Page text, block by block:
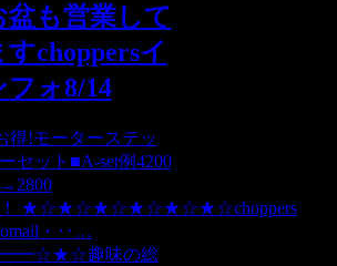
盆も営業して
すchoppersイ
フォ8/14
得!モーターステッ
セット■A-set例4200
！ ★☆★☆★☆★☆★☆★☆choppers
・‥…
趣味の総